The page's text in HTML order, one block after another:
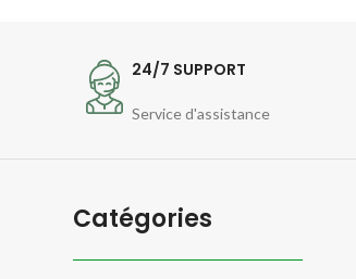
24/7 SUPPORT
Service d'assistance
Catégories